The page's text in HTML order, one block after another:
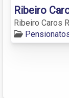
Ribeiro
Ribeiro Caros